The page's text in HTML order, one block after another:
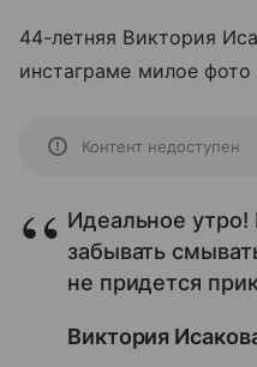
44-летняя Виктория
инстаграме милое
Контент недоступен
Идеальное
забывать
не придется
Виктория